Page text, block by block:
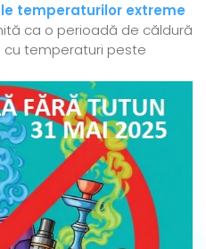
temperaturilor extreme
ca o perioadă de căldură
cu temperaturi peste